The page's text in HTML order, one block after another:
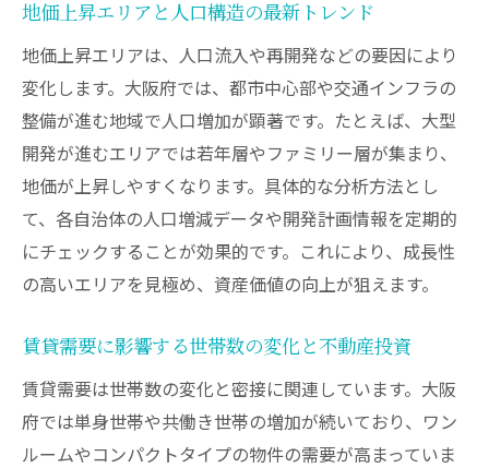
活用術
人口減少リスクを考慮した投資戦略の立て
方
将来の大阪府で注目したい不動産投資戦略
不動産投資で注目すべきエリア選びの新基
準
大阪IRや万博を見据えた投資戦略の考え方
人口構造の変化が左右する物件選定のコツ
ット
将来の不動産価格動向を予測する戦略的視
点
地価上昇が期待できる地域の特徴と投資法
地価上昇エリアと人口構造の最新トレンド
地価上昇エリアは、人口流入や再開発などの要因により
変化します。大阪府では、都市中心部や交通インフラの
整備が進む地域で人口増加が顕著です。たとえば、大型
開発が進むエリアでは若年層やファミリー層が集まり、
地価が上昇しやすくなります。具体的な分析方法とし
て、各自治体の人口増減データや開発計画情報を定期的
にチェックすることが効果的です。これにより、成長性
の高いエリアを見極め、資産価値の向上が狙えます。
賃貸需要に影響する世帯数の変化と不動産投資
賃貸需要は世帯数の変化と密接に関連しています。大阪
府では単身世帯や共働き世帯の増加が続いており、ワン
ルームやコンパクトタイプの物件の需要が高まっていま